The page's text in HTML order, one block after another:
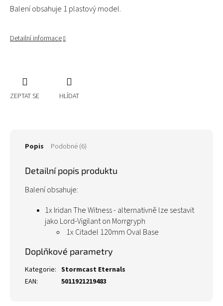
Balení obsahuje 1 plastový model.
Detailní informace
ZEPTAT SE HLÍDAT
Popis Podobné (6)
Detailní popis produktu
Balení obsahuje:
1x Iridan The Witness - alternativně lze sestavit
jako Lord-Vigilant on Morrgryph
1x Citadel 120mm Oval Base
Doplňkové parametry
Kategorie: Stormcast Eternals
EAN: 5011921219483